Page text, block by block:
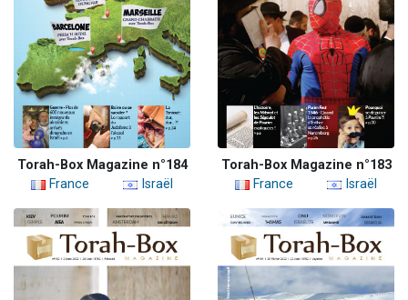
Torah-Box Magazine n°184
France
Israël
Torah-Box Magazine n°183
France
Israël